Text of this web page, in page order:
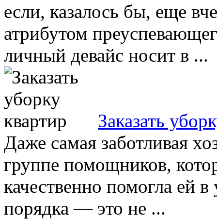
если, казалось бы, еще
атрибутом
личный девайс носит в ...
Заказать
Даже самая заботливая
группе помощников,
качественно помогла ей
порядка — это не ...